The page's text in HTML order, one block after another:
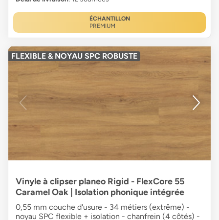
ÉCHANTILLON
PREMIUM
FLEXIBLE & NOYAU SPC ROBUSTE
Vinyle à clipser planeo Rigid - FlexCore 55
Caramel Oak | Isolation phonique intégrée
0,55 mm couche d'usure - 34 métiers (extrême) -
noyau SPC flexible + isolation - chanfrein (4 côtés) -